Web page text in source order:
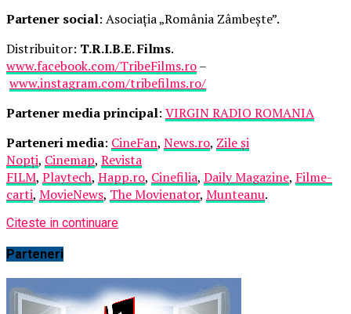
Partener social: Asociația „România Zâmbește”.
Distribuitor: T.R.I.B.E. Films.
www.facebook.com/TribeFilms.ro–
www.instagram.com/tribefilms.ro/
Partener media principal: VIRGIN RADIO ROMANIA
Parteneri media: CineFan, News.ro, Zile și
Nopți, Cinemap, Revista
FILM, Playtech, Happ.ro, Cinefilia, Daily Magazine, Filme-
carti, MovieNews, The Movienator, Munteanu.
Citeste in continuare
Parteneri